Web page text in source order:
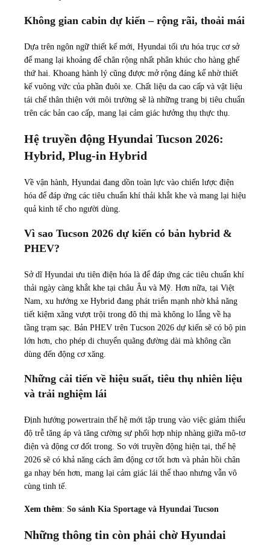
Không gian cabin dự kiến – rộng rãi, thoải mái
Dựa trên ngôn ngữ thiết kế mới, Hyundai tối ưu hóa trục cơ sở
để mang lại khoảng để chân rộng nhất phân khúc cho hàng ghế
thứ hai. Khoang hành lý cũng được mở rộng đáng kể nhờ thiết
kế vuông vức của phần đuôi xe. Chất liệu da cao cấp và vật liệu
tái chế thân thiện với môi trường sẽ là những trang bị tiêu chuẩn
trên các bản cao cấp, mang lại cảm giác hưởng thụ thực thụ.
Hệ truyền động Hyundai Tucson 2026:
Hybrid, Plug-in Hybrid
Về vận hành, Hyundai đang dồn toàn lực vào chiến lược điện
hóa để đáp ứng các tiêu chuẩn khí thải khắt khe và mang lại hiệu
quả kinh tế cho người dùng.
Vì sao Tucson 2026 dự kiến có bản hybrid &
PHEV?
Sở dĩ Hyundai ưu tiên điện hóa là để đáp ứng các tiêu chuẩn khí
thải ngày càng khắt khe tại châu Âu và Mỹ. Hơn nữa, tại Việt
Nam, xu hướng xe Hybrid đang phát triển mạnh nhờ khả năng
tiết kiệm xăng vượt trội trong đô thị mà không lo lắng về hạ
tầng trạm sạc. Bản PHEV trên Tucson 2026 dự kiến sẽ có bộ pin
lớn hơn, cho phép di chuyển quãng đường dài mà không cần
dùng đến động cơ xăng.
Những cải tiến về hiệu suất, tiêu thụ nhiên liệu
và trải nghiệm lái
Định hướng powertrain thế hệ mới tập trung vào việc giảm thiểu
độ trễ tăng áp và tăng cường sự phối hợp nhịp nhàng giữa mô-tơ
điện và động cơ đốt trong. So với truyền động hiện tại, thế hệ
2026 sẽ có khả năng cách âm động cơ tốt hơn và phản hồi chân
ga nhạy bén hơn, mang lại cảm giác lái thể thao nhưng vẫn vô
cùng tinh tế.
Xem thêm: So sánh Kia Sportage và Hyundai Tucson
Những thông tin còn phải chờ Hyundai